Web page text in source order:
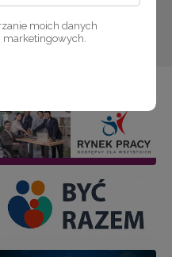
moich danych
marketingowych.